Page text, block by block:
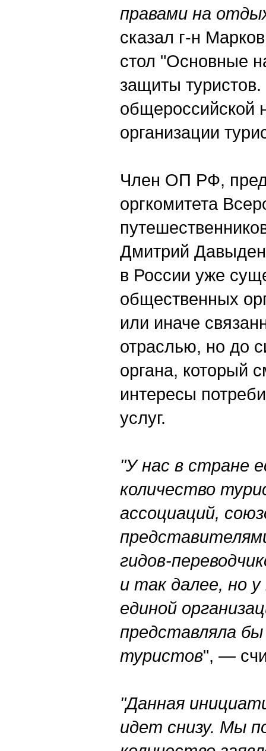
правами на
сказал г-н
стол "Основные
защиты
общероссийской
организации
Член ОП РФ,
оргкомитета
Дмитрий
в России уже
общественных
или иначе
отраслью, но до
органа, который
интересы
услуг.
"У нас в стране
количество
ассоциаций,
гидов-
и так далее, но
единой
представляла
туристов", —
"Данная
идет снизу. Мы